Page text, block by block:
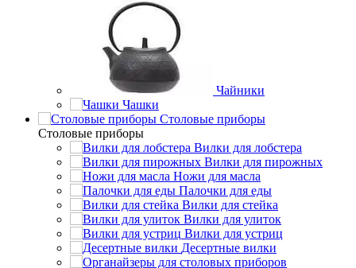
Чайники
Чашки
Cтоловые приборы
Cтоловые приборы
Вилки для лобстера
Вилки для пирожных
Ножи для масла
Палочки для еды
Вилки для стейка
Вилки для улиток
Вилки для устриц
Десертные вилки